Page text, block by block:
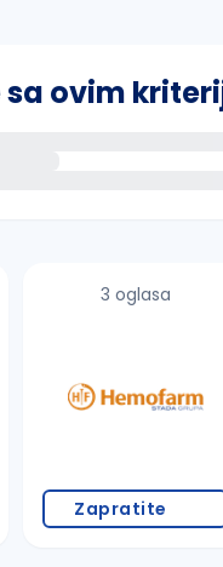
ovim
ć, š, đ, ž, dž)
3 oglasa
Zapratite